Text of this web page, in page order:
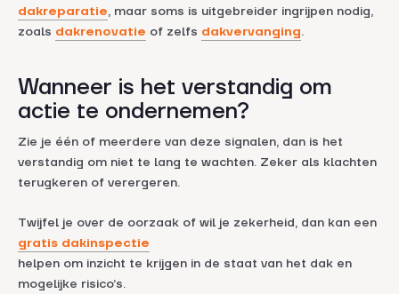
dakreparatie, maar soms is uitgebreider ingrijpen nodig,
zoals dakrenovatie of zelfs dakvervanging.
Wanneer is het verstandig om
actie te ondernemen?
Zie je één of meerdere van deze signalen, dan is het
verstandig om niet te lang te wachten. Zeker als klachten
terugkeren of verergeren.
Twijfel je over de oorzaak of wil je zekerheid, dan kan een
gratis dakinspectie
helpen om inzicht te krijgen in de staat van het dak en
mogelijke risico’s.